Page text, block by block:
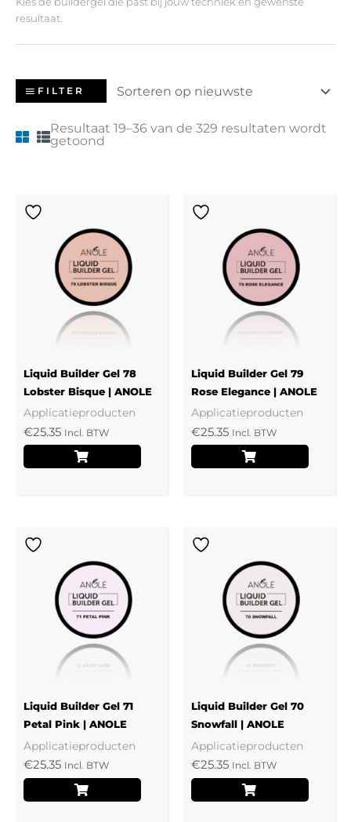
resultaat.
FILTER
Resultaat 19–36 van de 329 resultaten wordt
getoond
Liquid Builder Gel 78
Lobster Bisque | ANOLE
Applicatieproducten
€25.35 Incl. BTW
Liquid Builder Gel 79
Rose Elegance | ANOLE
Applicatieproducten
€25.35 Incl. BTW
Liquid Builder Gel 71
Petal Pink | ANOLE
Applicatieproducten
€25.35 Incl. BTW
Liquid Builder Gel 70
Snowfall | ANOLE
Applicatieproducten
€25.35 Incl. BTW